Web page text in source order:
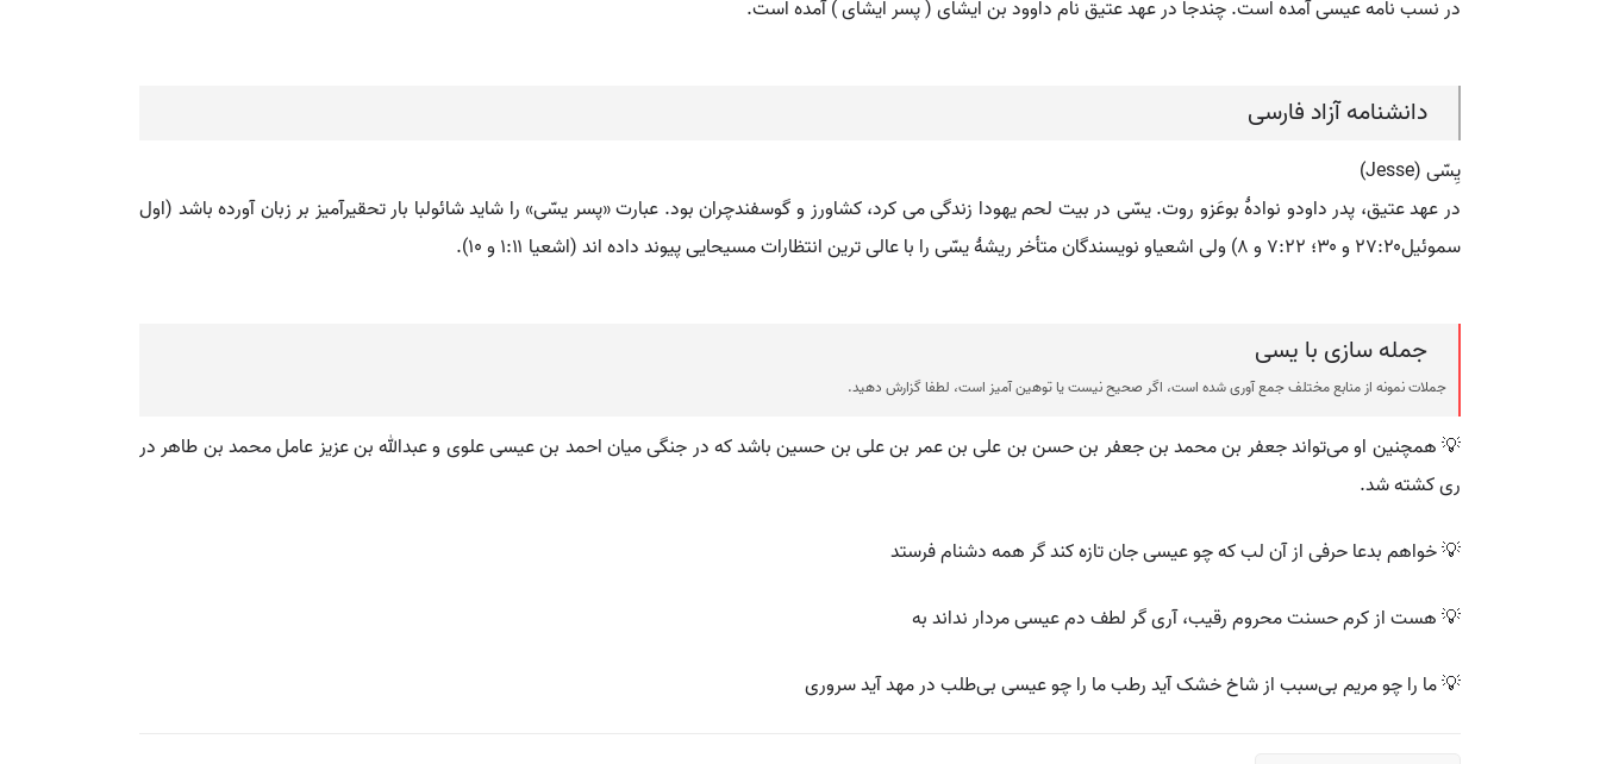
در نسب نامه عیسی آمده است. چندجا در عهد عتیق نام داوود بن ایشای ( پسر ایشای ) آمده است.
دانشنامه آزاد فارسی
یِسّی (Jesse)
در عهد عتیق، پدر داودو نوادۀ بوعَزو روت. یسّی در بیت لحم یهودا زندگی می کرد، کشاورز و گوسفندچران بود. عبارت «پسر یسّی» را شاید شائولبا بار تحقیرآمیز بر زبان آورده باشد (اول
سموئیل۲۷:۲۰ و ۳۰؛ ۷:۲۲ و ۸) ولی اشعیاو نویسندگان متأخر ریشۀ یسّی را با عالی ترین انتظارات مسیحایی پیوند داده اند (اشعیا ۱:۱۱ و ۱۰).
جمله سازی با یسی
جملات نمونه از منابع مختلف جمع آوری شده است، اگر صحیح نیست یا توهین آمیز است، لطفا گزارش دهید.
💡 همچنین او می‌تواند جعفر بن محمد بن جعفر بن حسن بن علی بن عمر بن علی بن حسین باشد که در جنگی میان احمد بن عیسی علوی و عبدالله بن عزیز عامل محمد بن طاهر در
ری کشته شد.
💡 خواهم بدعا حرفی از آن لب که چو عیسی جان تازه کند گر همه دشنام فرستد
💡 هست از کرم حسنت محروم رقیب، آری گر لطف دم عیسی مردار نداند به
💡 ما را چو مریم بی‌سبب از شاخ خشک آید رطب ما را چو عیسی بی‌طلب در مهد آید سروری